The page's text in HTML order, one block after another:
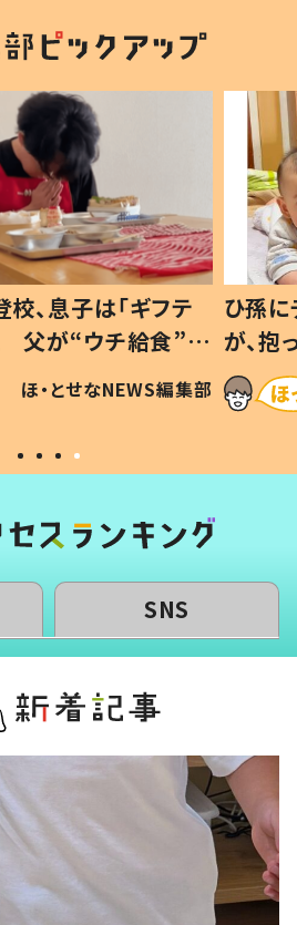
、息子は「ギフテ
父が“ウチ給食”を
由とは #令和の親
ほ・とせなNEWS編集部
ひ孫
が、
「涙が
い」
SNS